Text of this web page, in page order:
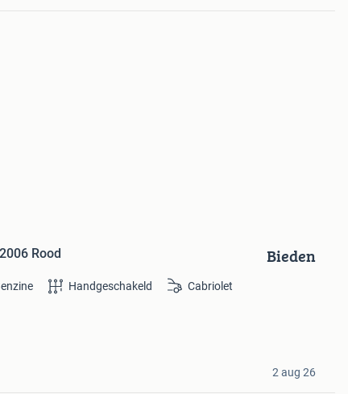
Rood Bieden
Handgeschakeld Cabriolet
2 aug 26